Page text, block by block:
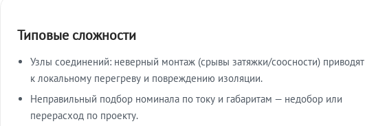
Типовые сложности
Узлы соединений: неверный монтаж (срывы затяжки/соосности) приводят
к локальному перегреву и повреждению изоляции.
Неправильный подбор номинала по току и габаритам — недобор или
перерасход по проекту.